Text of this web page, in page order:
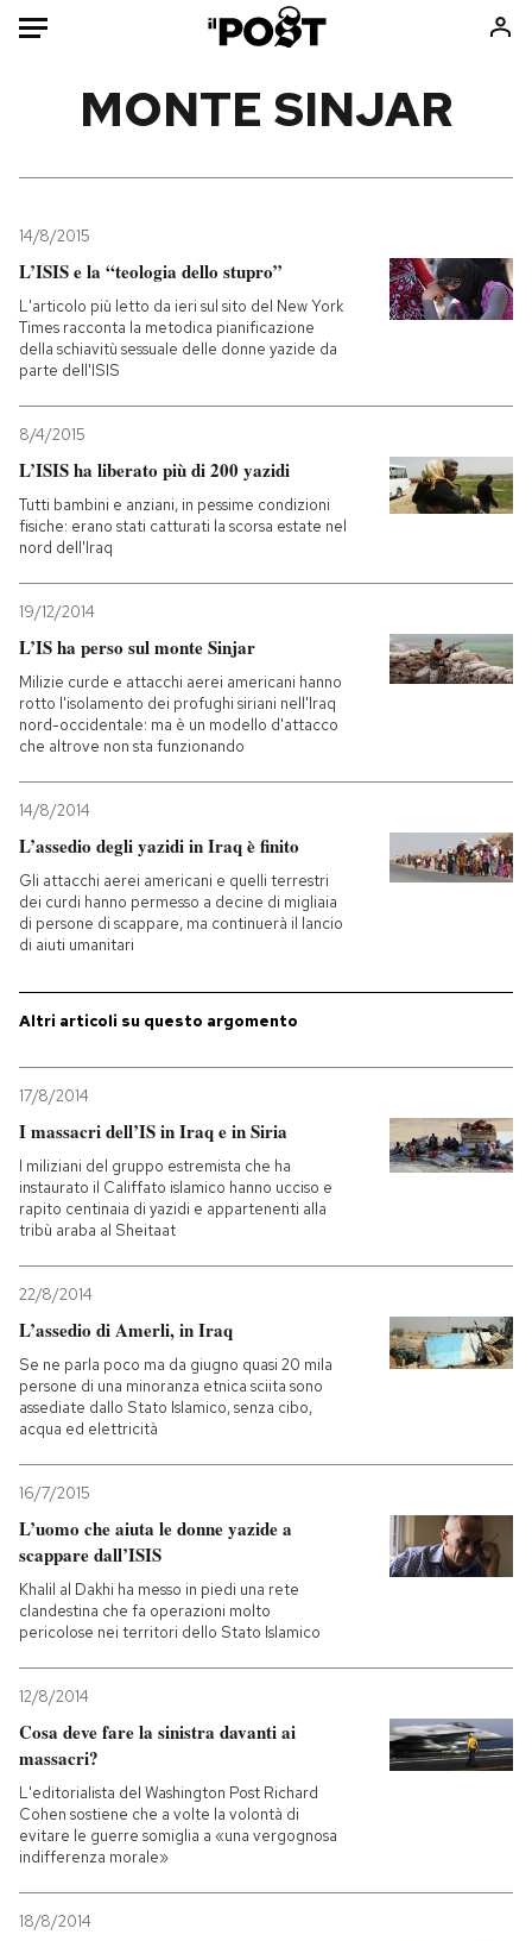
Mondo
Politica
Tecnologia
Internet
Scienza
Cultura
Economia
Sport
Consumismi
Storie/Idee
Ok Boomer!
Europa
Mondiali calcio 2026
PODCAST
NEWSLETTER
I MIEI PREFERITI
SHOP
CALENDARIO
Entra
MONTE SINJAR
14/8/2015
L’ISIS e la “teologia dello stupro”
L'articolo più letto da ieri sul sito del New York
Times racconta la metodica pianificazione
della schiavitù sessuale delle donne yazide da
parte dell'ISIS
8/4/2015
L’ISIS ha liberato più di 200 yazidi
Tutti bambini e anziani, in pessime condizioni
fisiche: erano stati catturati la scorsa estate nel
nord dell'Iraq
19/12/2014
L’IS ha perso sul monte Sinjar
Milizie curde e attacchi aerei americani hanno
rotto l'isolamento dei profughi siriani nell'Iraq
nord-occidentale: ma è un modello d'attacco
che altrove non sta funzionando
14/8/2014
L’assedio degli yazidi in Iraq è finito
Gli attacchi aerei americani e quelli terrestri
dei curdi hanno permesso a decine di migliaia
di persone di scappare, ma continuerà il lancio
di aiuti umanitari
Altri articoli su questo argomento
17/8/2014
I massacri dell’IS in Iraq e in Siria
I miliziani del gruppo estremista che ha
instaurato il Califfato islamico hanno ucciso e
rapito centinaia di yazidi e appartenenti alla
tribù araba al Sheitaat
22/8/2014
L’assedio di Amerli, in Iraq
Se ne parla poco ma da giugno quasi 20 mila
persone di una minoranza etnica sciita sono
assediate dallo Stato Islamico, senza cibo,
acqua ed elettricità
16/7/2015
L’uomo che aiuta le donne yazide a
scappare dall’ISIS
Khalil al Dakhi ha messo in piedi una rete
clandestina che fa operazioni molto
pericolose nei territori dello Stato Islamico
12/8/2014
Cosa deve fare la sinistra davanti ai
massacri?
L'editorialista del Washington Post Richard
Cohen sostiene che a volte la volontà di
evitare le guerre somiglia a «una vergognosa
indifferenza morale»
18/8/2014